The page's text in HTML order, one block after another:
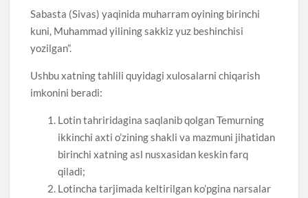
Sabasta (Sivas) yaqinida muharram oyining birinchi
kuni, Muhammad yilining sakkiz yuz beshinchisi
yozilgan”.
Ushbu xatning tahlili quyidagi xulosalarni chiqarish
imkonini beradi:
Lotin tahriridagina saqlanib qolgan Temurning
ikkinchi axti o’zining shakli va mazmuni jihatidan
birinchi xatning asl nusxasidan keskin farq
qiladi;
Lotincha tarjimada keltirilgan ko’pgina narsalar